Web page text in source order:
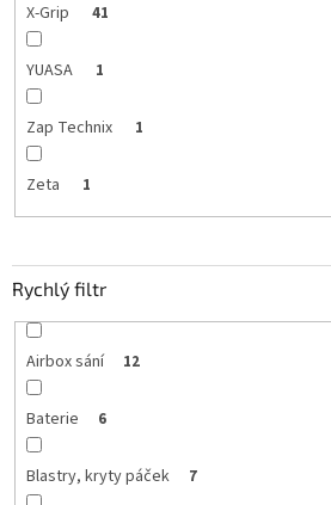
X-Grip 41
YUASA 1
Zap Technix 1
Zeta 1
Rychlý filtr
Airbox sání 12
Baterie 6
Blastry, kryty páček 7